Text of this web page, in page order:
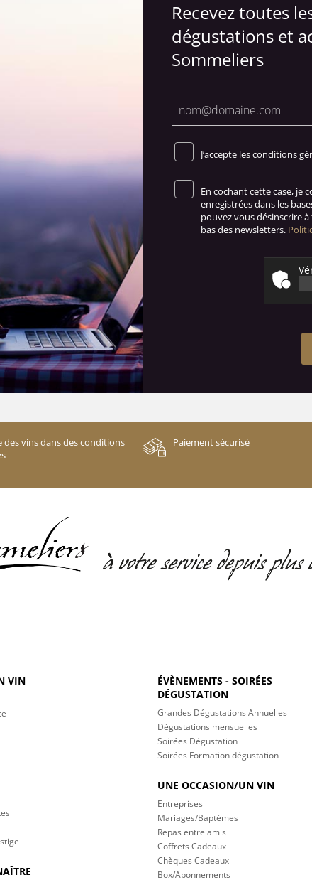
Recevez toutes
dégustations et
Sommeliers
J’accepte les conditions
En cochant cette case, je
enregistrées dans les
pouvez vous désinscrire
bas des newsletters.
des vins dans des conditions
Paiement sécurisé
VIN
ÉVÈNEMENTS - SOIRÉES
DÉGUSTATION
Grandes Dégustations Annuelles
Dégustations mensuelles
Soirées Dégustation
Soirées Formation dégustation
UNE OCCASION/UN VIN
Entreprises
Mariages/Baptèmes
Repas entre amis
Coffrets Cadeaux
Chèques Cadeaux
Box/Abonnements